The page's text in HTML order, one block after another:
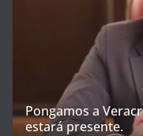
Pongamos a
estará presente.